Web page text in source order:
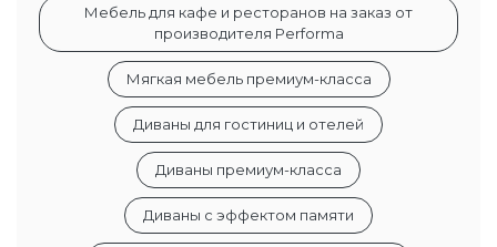
Мебель для кафе и ресторанов на заказ от
производителя Performa
Мягкая мебель премиум-класса
Диваны для гостиниц и отелей
Диваны премиум-класса
Диваны с эффектом памяти